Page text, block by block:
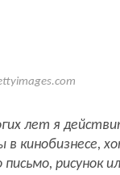
лет я
в кинобизнесе,
рисунок